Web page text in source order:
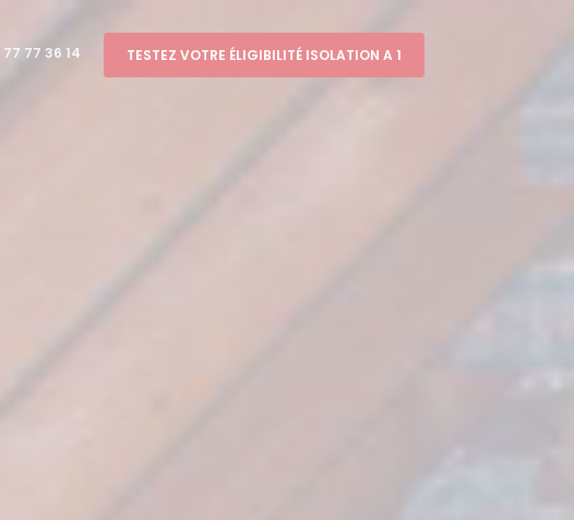
77 77 36 14 TESTEZ VOTRE ÉLIGIBILITÉ ISOLATION A 1